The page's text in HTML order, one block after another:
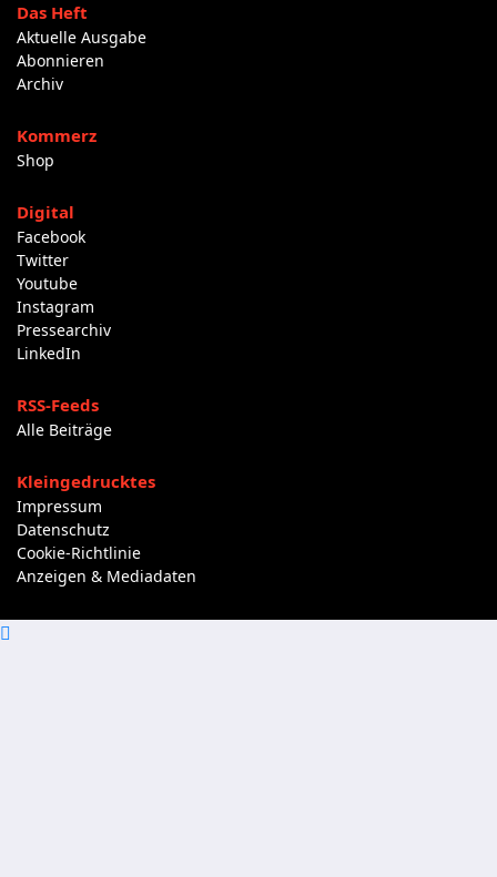
Das Heft
Aktuelle Ausgabe
Abonnieren
Archiv
Kommerz
Shop
Digital
Facebook
Twitter
Youtube
Instagram
Pressearchiv
LinkedIn
RSS-Feeds
Alle Beiträge
Kleingedrucktes
Impressum
Datenschutz
Cookie-Richtlinie
Anzeigen & Mediadaten